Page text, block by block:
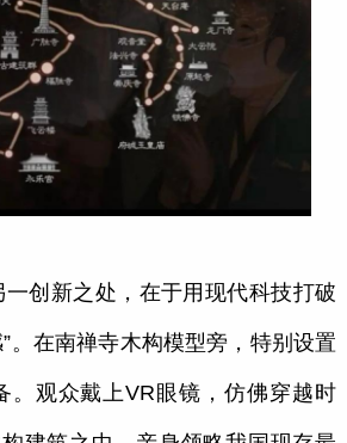
新之处，在于用现代科技打破
。在南禅寺木构模型旁，特别设置
。观众戴上VR眼镜，仿佛穿越时